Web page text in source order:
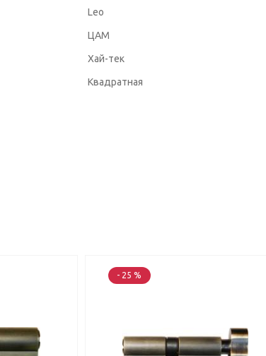
Leo
ЦАМ
Хай-тек
Квадратная
- 25 %